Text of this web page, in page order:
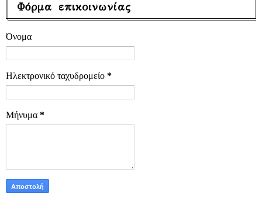
Φόρμα επικοινωνίας
Όνομα
Ηλεκτρονικό ταχυδρομείο *
Μήνυμα *